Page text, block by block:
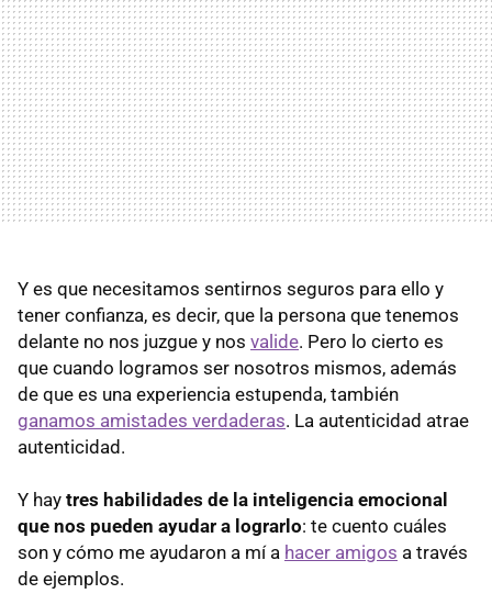
Y es que necesitamos sentirnos seguros para ello y
tener confianza, es decir, que la persona que tenemos
delante no nos juzgue y nos valide. Pero lo cierto es
que cuando logramos ser nosotros mismos, además
de que es una experiencia estupenda, también
ganamos amistades verdaderas. La autenticidad atrae
autenticidad.
Y hay tres habilidades de la inteligencia emocional
que nos pueden ayudar a lograrlo: te cuento cuáles
son y cómo me ayudaron a mí a hacer amigos a través
de ejemplos.